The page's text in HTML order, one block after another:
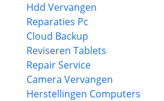
Hdd Vervangen
Reparaties Pc
Cloud Backup
Reviseren Tablets
Repair Service
Camera Vervangen
Herstellingen Computers